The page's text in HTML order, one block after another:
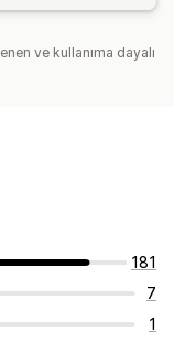
ve kullanıma dayalı
181
7
1